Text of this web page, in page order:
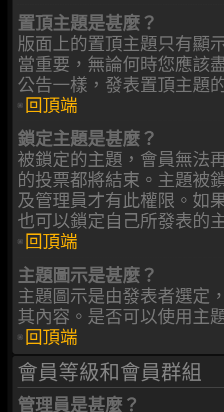
置頂主題是甚麼？
版面上的置頂主題只有顯
當重要，無論何時您應該
公告一樣，發表置頂主題
回頂端
鎖定主題是甚麼？
被鎖定的主題，會員無法
的投票都將結束。主題被
及管理員才有此權限。如
也可以鎖定自己所發表的
回頂端
主題圖示是甚麼？
主題圖示是由發表者選定
其內容。是否可以使用主
回頂端
會員等級和會員群組
管理員是甚麼？